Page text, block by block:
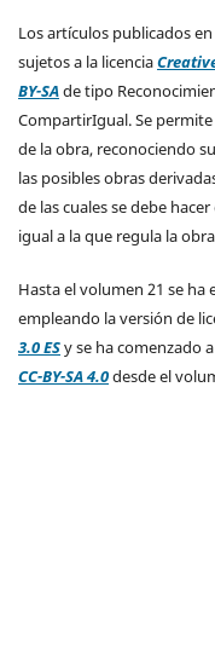
Los artículos publicados
sujetos a la licencia
BY-SAde tipo
CompartirIgual. Se
de la obra, reconociendo
las posibles obras
de las cuales se debe
igual a la que regula la
Hasta el volumen 21 se ha
empleando la versión de
3.0 ESy se ha comenzado
CC-BY-SA 4.0desde el